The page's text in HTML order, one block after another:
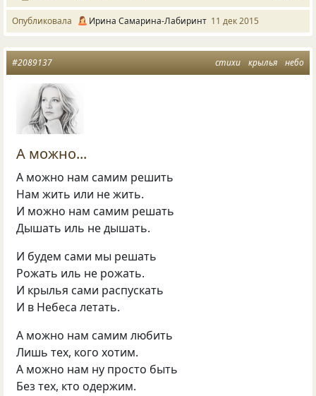
Опубликовала Ирина Самарина-Лабиринт 11 дек 2015
стихи крылья небо
#2089137
А можно...
А можно нам самим решить
Нам жить или не жить.
И можно нам самим решать
Дышать иль не дышать.
И будем сами мы решать
Рожать иль не рожать.
И крылья сами распускать
И в Небеса летать.
А можно нам самим любить
Лишь тех, кого хотим.
А можно нам ну просто быть
Без тех, кто одержим.